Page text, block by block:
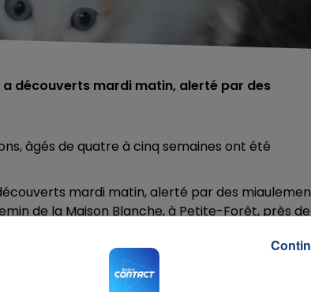
découverts mardi matin, alerté par des
âgés de quatre à cinq semaines ont été
mardi matin, alerté par des
de la Maison Blanche, à Petite-Forêt, près de
« se débarrassent d’animaux comme de